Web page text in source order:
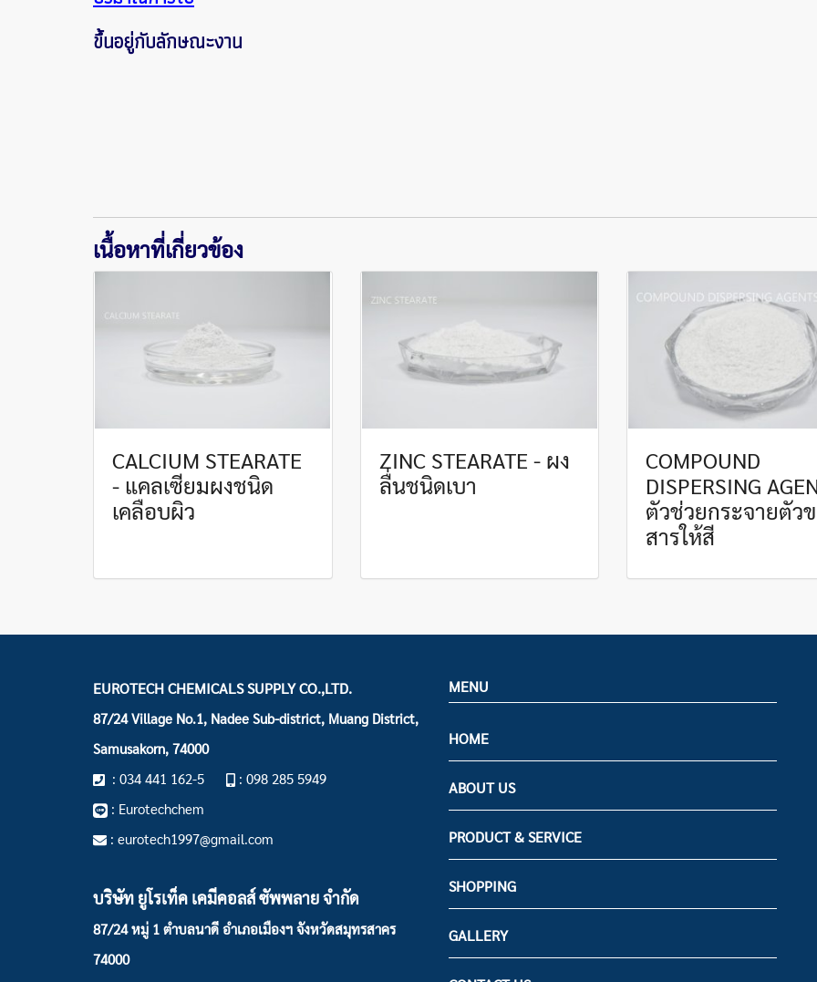
ขึ้นอยู่กับลักษณะงาน
เนื้อหาที่เกี่ยวข้อง
CALCIUM STEARATE
- แคลเซียมผงชนิด
เคลือบผิว
ZINC STEARATE - ผง
ลื่นชนิดเบา
COMPOUND
DISPERSING
ตัวช่วยกระจายตัว
สารให้สี
EUROTECH CHEMICALS SUPPLY CO.,LTD.
87/24 Village No.1, Nadee Sub-district, Muang District,
Samusakorn, 74000
: 034 441 162-5 : 098 285 5949
: Eurotechchem
: eurotech1997@gmail.com
บริษัท ยูโรเท็ค เคมีคอลส์ ซัพพลาย จำกัด
87/24 หมู่ 1 ตำบลนาดี อำเภอเมืองฯ จังหวัดสมุทรสาคร
74000
MENU
HOME
ABOUT US
PRODUCT & SERVICE
SHOPPING
GALLERY